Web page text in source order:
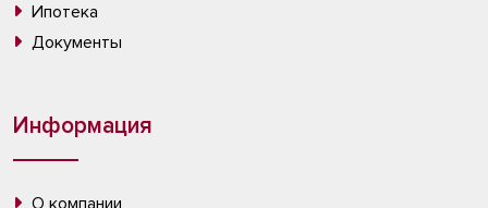
Ипотека
Документы
Информация
О компании